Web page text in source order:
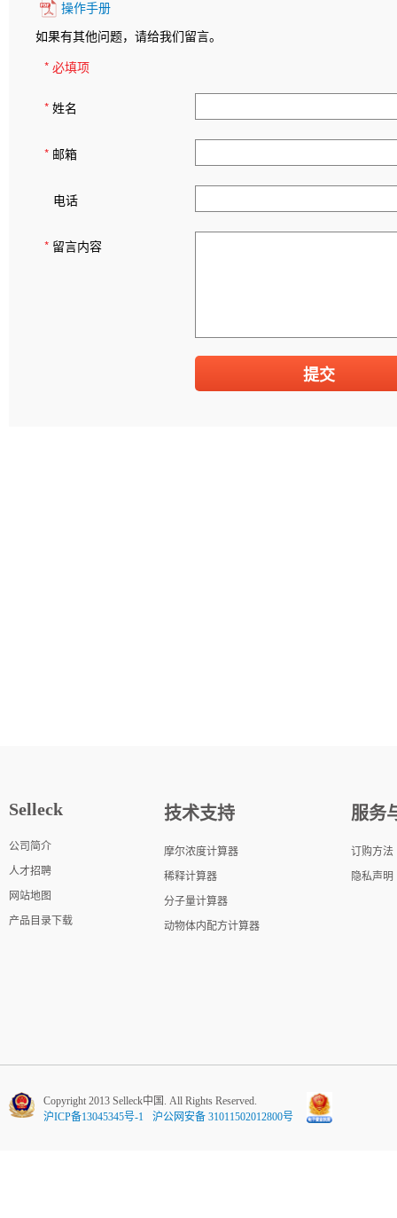
操作手册
如果有其他问题，请给我们留言。
* 必填项
* 姓名
* 邮箱
电话
* 留言内容
Selleck
公司简介
人才招聘
网站地图
产品目录下载
技术支持
摩尔浓度计算器
稀释计算器
分子量计算器
动物体内配方计算器
服务
订购方法
隐私声明
Copyright 2013 Selleck中国. All Rights Reserved.
沪ICP备13045345号-1
沪公网安备 31011502012800号